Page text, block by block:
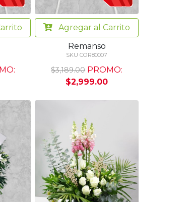
Agregaral Carrito
Remanso
SKU COR80007
$3,189.00 PROMO:
$2,999.00